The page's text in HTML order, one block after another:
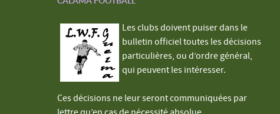
Les clubs doivent puiser dans le
bulletin officiel toutes les décisions
particulières, ou d’ordre général,
qui peuvent les intéresser.
Ces décisions ne leur seront communiquées par